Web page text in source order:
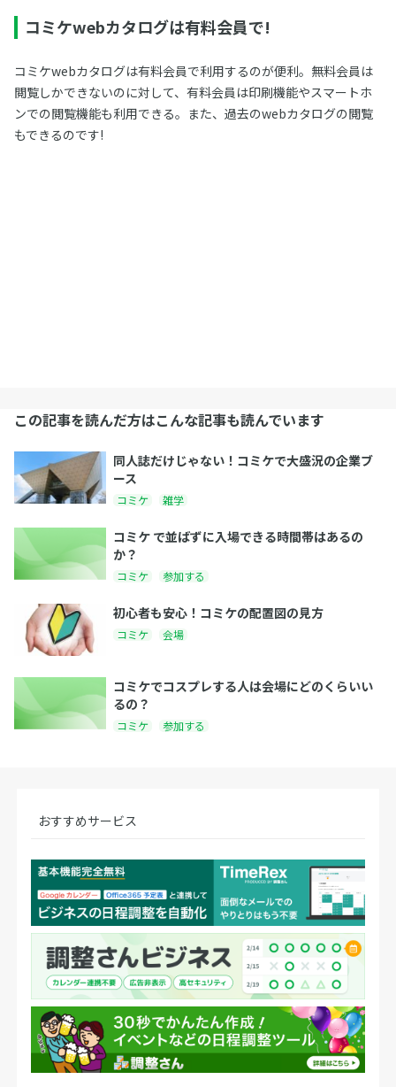
コミケwebカタログは有料会員で!
コミケwebカタログは有料会員で利用するのが便利。無料会員は
閲覧しかできないのに対して、有料会員は印刷機能やスマートホ
ンでの閲覧機能も利用できる。また、過去のwebカタログの閲覧
もできるのです!
この記事を読んだ方はこんな記事も読んでいます
同人誌だけじゃない！コミケで大盛況の企業ブ
ース
コミケ 雑学
コミケ で並ばずに入場できる時間帯はあるの
か？
コミケ 参加する
初心者も安心！コミケの配置図の見方
コミケ 会場
コミケでコスプレする人は会場にどのくらいい
るの？
コミケ 参加する
おすすめサービス